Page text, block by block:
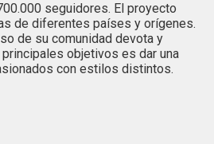
seguidores. El proyecto
de diferentes países y orígenes.
de su comunidad devota y
objetivos es dar una
con estilos distintos.